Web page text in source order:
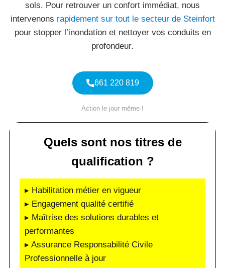
sols. Pour retrouver un confort immédiat, nous
intervenons rapidement sur tout le secteur de Steinfort
pour stopper l’inondation et nettoyer vos conduits en
profondeur.
661 220 819
Action le jour même !
Quels sont nos titres de
qualification ?
▸ Habilitation métier en vigueur
▸ Engagement qualité certifié
▸ Maîtrise des solutions durables et
performantes
▸ Assurance Responsabilité Civile
Professionnelle à jour